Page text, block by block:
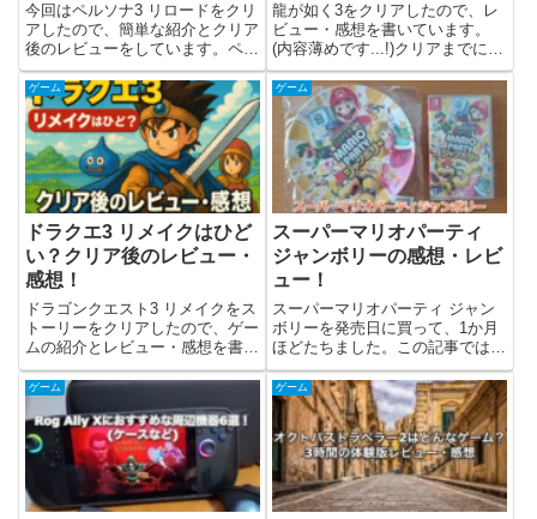
今回はペルソナ3 リロードをクリ
アしたので、簡単な紹介とクリア
後のレビューをしています。ペル
ソナ3 リロードについて『ペルソ
ナ3 リロード』は、アトラスより
2024年2月2日に発売された
PlayStation 5/PlayStation 4...
龍が如く3をクリアしたので、レ
ビュー・感想を書いています。
(内容薄めです...!)クリアまでにか
かった時間は32時間でした。メ
インストーリー中心で進めて、サ
ブストーリーはちょいちょいとや
った感じです。龍が如く3はどん
なゲーム？龍が如く3はセ...
ゲーム
ドラクエ3 リメイクはひど
い？クリア後のレビュー・
感想！
ドラゴンクエスト3 リメイクをス
トーリーをクリアしたので、ゲー
ムの紹介とレビュー・感想を書い
ています。今回はスイッチ版を購
入して遊んでみました。ドラゴン
クエスト3 リメイクとは？ドラゴ
ンクエスト3 リメイクは2024年
11月14日に発売され...
ゲーム
スーパーマリオパーティ
ジャンボリーの感想・レビ
ュー！
スーパーマリオパーティ ジャン
ボリーを発売日に買って、1か月
ほどたちました。この記事ではス
ーパーマリオパーティ ジャンボ
リーについての情報とレビュー
(感想)を書きました。スーパーマ
リオパーティ ジャンボリーはど
んなゲーム？スーパーマリオパ
ー...
ゲーム ゲーム